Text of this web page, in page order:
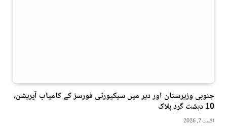
جنوبی وزیرستان اور دیر میں سیکیورٹی فورسز کے کامیاب آپریشن،
10 دہشت گرد ہلاک
اگست 7, 2026